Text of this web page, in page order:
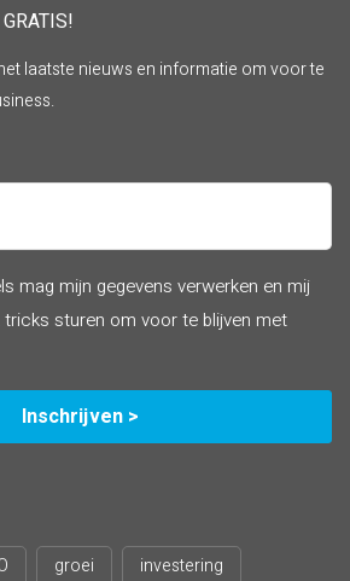
laatste nieuws en informatie om voor te
mag mijn gegevens verwerken en mij
sturen om voor te blijven met
groei investering